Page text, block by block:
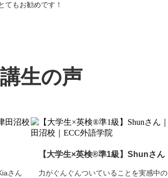
てもお勧めです！
生の声
さん
【大学生×英検®準1級】Shunさん
力がぐんぐんついていることを実感中の